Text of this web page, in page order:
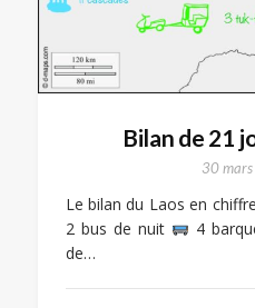
Bilan de 21
30
Le bilan du Laos en
2 bus de nuit
4
de…